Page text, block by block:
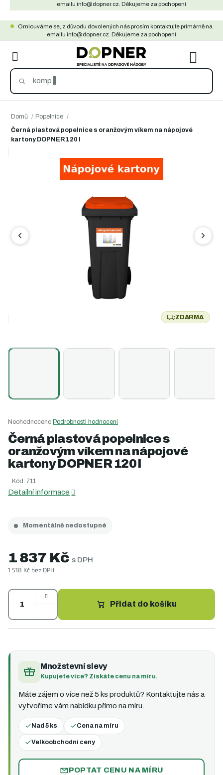
obsah
emailu info@dopner.cz. Děkujeme za pochopení
Omlouváme se, z důvodu dovolených nás prosím kontaktujte primárně na
emailu info@dopner.cz. Děkujeme za pochopení
KOŠÍK
Domů / Popelnice /
Černá plastová popelnice s oranžovým víkem na nápojové
kartony DOPNER 120 l
Průměrné
hodnocení
produktu
je
0,0
z
hvězdiček.
Neohodnoceno Podrobnosti hodnocení
Černá plastová popelnice s
oranžovým víkem na nápojové
kartony DOPNER 120 l
Kód: 711
Detailní informace
Z
M
ZDARMA
1 837 Kč s DPH
1 518 Kč bez DPH
cena:
Momentálně nedostupné
Přidat do košíku
Množstevní slevy
Kupujete více? Získáte cenu na míru.
Máte zájem o více než 5 ks produktů? Kontaktujte nás a
vytvoříme vám nabídku přímo na míru.
Nad 5 ks Cena na míru
Velkoobchodní ceny
POPTAT CENU NA MÍRU